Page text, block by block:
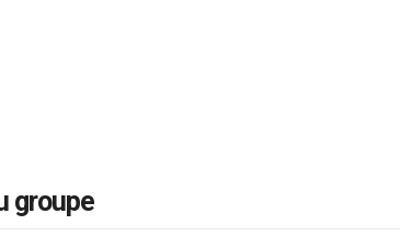
groupe